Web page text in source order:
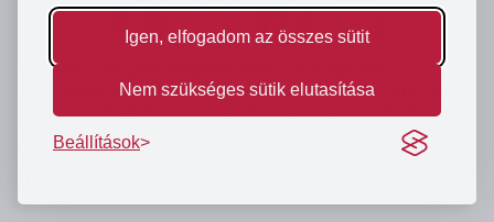
Igen, elfogadom az összes sütit
Nem szükséges sütik elutasítása
Beállítások
A Bónusz Brigád Magyarország legnagyobb
közösségi vásárló oldala. Vásárlóink eddig több mint
31 918 606 298forintot spóroltak meg 4 401 734
bónusz vásárlásával és ezek a számok minden
nappal nőnek. Légy tudatos vásárló, spórolj velünk